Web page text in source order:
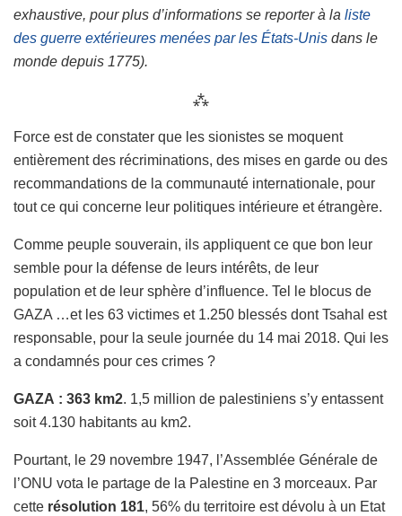
exhaustive, pour plus d’informations se reporter à la liste
des guerre extérieures menées par les États-Unis dans le
monde depuis 1775).
⁂
Force est de constater que les sionistes se moquent
entièrement des récriminations, des mises en garde ou des
recommandations de la communauté internationale, pour
tout ce qui concerne leur politiques intérieure et étrangère.
Comme peuple souverain, ils appliquent ce que bon leur
semble pour la défense de leurs intérêts, de leur
population et de leur sphère d’influence. Tel le blocus de
GAZA …et les 63 victimes et 1.250 blessés dont Tsahal est
responsable, pour la seule journée du 14 mai 2018. Qui les
a condamnés pour ces crimes ?
GAZA : 363 km2. 1,5 million de palestiniens s’y entassent
soit 4.130 habitants au km2.
Pourtant, le 29 novembre 1947, l’Assemblée Générale de
l’ONU vota le partage de la Palestine en 3 morceaux. Par
cette résolution 181, 56% du territoire est dévolu à un Etat